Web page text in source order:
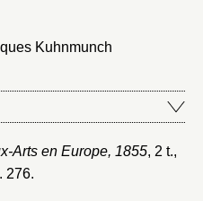
Kuhnmunch
Arts en Europe, 1855, 2 t.,
276.